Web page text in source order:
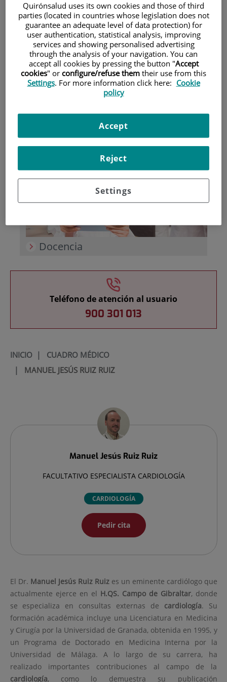
Pacientes y visitantes
Investigación
Docencia
Teléfono de atención al usuario
900 301 013
INICIO| CUADRO MÉDICO
| MANUEL JESÚS RUIZ RUIZ
Manuel Jesús Ruiz Ruiz
FACULTATIVO ESPECIALISTA CARDIOLOGÍA
CARDIOLOGÍA
Pedir cita
El Dr. Manuel Jesús Ruiz Ruizes un eminente cardiólogo que
actualmente ejerce en el H.QS. Campo de Gibraltar, donde
se especializa en consultas externas de cardiología. Su
formación académica incluye una Licenciatura en Medicina
y Cirugía por la Universidad de Granada, obtenida en 1995, y
un Programa de Doctorado en Medicina Interna por la
Universidad de Málaga. A lo largo de su carrera, ha
realizado importantes contribuciones al campo de la
cardiología, como lo demuestra su publicación
Quirónsalud uses its own cookies and those of third
parties (located in countries whose legislation does not
guarantee an adequate level of data protection) for
user authentication, statistical analysis, improving
services and showing personalised advertising
through the analysis of your navigation. You can
accept all cookies by pressing the button "Accept
cookies" or configure/refuse them their use from this
Settings. For more information click here: Cookie
policy
Settings
Reject
Accept